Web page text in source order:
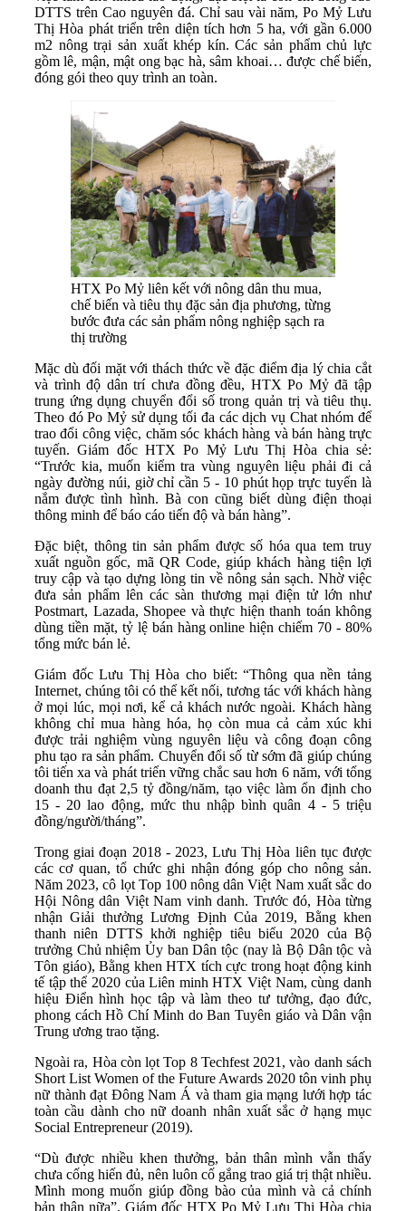
DTTS trên Cao nguyên đá. Chỉ sau vài năm, Po Mỷ Lưu
Thị Hòa phát triển trên diện tích hơn 5 ha, với gần 6.000
m2 nông trại sản xuất khép kín. Các sản phẩm chủ lực
gồm lê, mận, mật ong bạc hà, sâm khoai… được chế biến,
đóng gói theo quy trình an toàn.
HTX Po Mỷ liên kết với nông dân thu mua,
chế biến và tiêu thụ đặc sản địa phương, từng
bước đưa các sản phẩm nông nghiệp sạch ra
thị trường
Mặc dù đối mặt với thách thức về đặc điểm địa lý chia cắt
và trình độ dân trí chưa đồng đều, HTX Po Mỷ đã tập
trung ứng dụng chuyển đổi số trong quản trị và tiêu thụ.
Theo đó Po Mỷ sử dụng tối đa các dịch vụ Chat nhóm để
trao đổi công việc, chăm sóc khách hàng và bán hàng trực
tuyến. Giám đốc HTX Po Mỷ Lưu Thị Hòa chia sẻ:
“Trước kia, muốn kiểm tra vùng nguyên liệu phải đi cả
ngày đường núi, giờ chỉ cần 5 - 10 phút họp trực tuyến là
nắm được tình hình. Bà con cũng biết dùng điện thoại
thông minh để báo cáo tiến độ và bán hàng”.
Đặc biệt, thông tin sản phẩm được số hóa qua tem truy
xuất nguồn gốc, mã QR Code, giúp khách hàng tiện lợi
truy cập và tạo dựng lòng tin về nông sản sạch. Nhờ việc
đưa sản phẩm lên các sàn thương mại điện tử lớn như
Postmart, Lazada, Shopee và thực hiện thanh toán không
dùng tiền mặt, tỷ lệ bán hàng online hiện chiếm 70 - 80%
tổng mức bán lẻ.
Giám đốc Lưu Thị Hòa cho biết: “Thông qua nền tảng
Internet, chúng tôi có thể kết nối, tương tác với khách hàng
ở mọi lúc, mọi nơi, kể cả khách nước ngoài. Khách hàng
không chỉ mua hàng hóa, họ còn mua cả cảm xúc khi
được trải nghiệm vùng nguyên liệu và công đoạn công
phu tạo ra sản phẩm. Chuyển đổi số từ sớm đã giúp chúng
tôi tiến xa và phát triển vững chắc sau hơn 6 năm, với tổng
doanh thu đạt 2,5 tỷ đồng/năm, tạo việc làm ổn định cho
15 - 20 lao động, mức thu nhập bình quân 4 - 5 triệu
đồng/người/tháng”.
Trong giai đoạn 2018 - 2023, Lưu Thị Hòa liên tục được
các cơ quan, tổ chức ghi nhận đóng góp cho nông sản.
Năm 2023, cô lọt Top 100 nông dân Việt Nam xuất sắc do
Hội Nông dân Việt Nam vinh danh. Trước đó, Hòa từng
nhận Giải thưởng Lương Định Của 2019, Bằng khen
thanh niên DTTS khởi nghiệp tiêu biểu 2020 của Bộ
trưởng Chủ nhiệm Ủy ban Dân tộc (nay là Bộ Dân tộc và
Tôn giáo), Bằng khen HTX tích cực trong hoạt động kinh
tế tập thể 2020 của Liên minh HTX Việt Nam, cùng danh
hiệu Điển hình học tập và làm theo tư tưởng, đạo đức,
phong cách Hồ Chí Minh do Ban Tuyên giáo và Dân vận
Trung ương trao tặng.
Ngoài ra, Hòa còn lọt Top 8 Techfest 2021, vào danh sách
Short List Women of the Future Awards 2020 tôn vinh phụ
nữ thành đạt Đông Nam Á và tham gia mạng lưới hợp tác
toàn cầu dành cho nữ doanh nhân xuất sắc ở hạng mục
Social Entrepreneur (2019).
“Dù được nhiều khen thưởng, bản thân mình vẫn thấy
chưa cống hiến đủ, nên luôn cố gắng trao giá trị thật nhiều.
Mình mong muốn giúp đồng bào của mình và cả chính
bản thân nữa”, Giám đốc HTX Po Mỷ Lưu Thị Hòa chia